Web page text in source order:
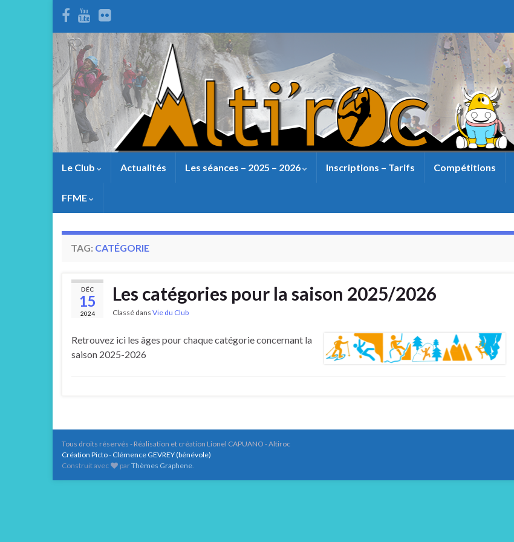
Le Club Actualités Les séances – 2025 – 2026 Inscriptions – Tarifs Compétitions
FFME
TAG: CATÉGORIE
DÉC
15
2024
Les catégories pour la saison 2025/2026
Classé dans Vie du Club
Retrouvez ici les âges pour chaque catégorie concernant la
saison 2025-2026
Tous droits réservés - Réalisation et création Lionel CAPUANO - Altiroc
Création Picto - Clémence GEVREY (bénévole)
Construit avec
parThèmes Graphene